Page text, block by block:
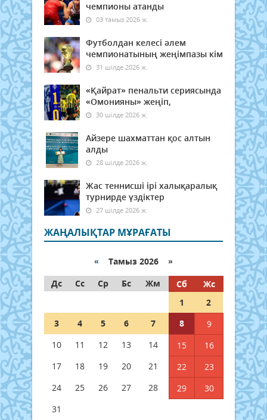
чемпионы атанды
03 тамыз 2026 ж.
Футболдан келесі әлем
чемпионатының жеңімпазы кім
31 шілде 2026 ж.
«Қайрат» пенальти сериясында
«Омонияны» жеңіп,
30 шілде 2026 ж.
Айзере шахматтан қос алтын
алды
28 шілде 2026 ж.
Жас теннисші ірі халықаралық
турнирде үздіктер
27 шілде 2026 ж.
ЖАҢАЛЫҚТАР МҰРАҒАТЫ
« Тамыз 2026 »
Дс
Сс Ср Бс Жм Сб
Жс
1
2
3
4 5 6 7 8
9
10
11 12 13 14 15
16
17
18 19 20 21 22
23
24
25 26 27 28 29
30
31